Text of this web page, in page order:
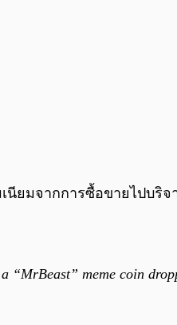
ยมจากการซื้อขายไปบริจ
meme coin